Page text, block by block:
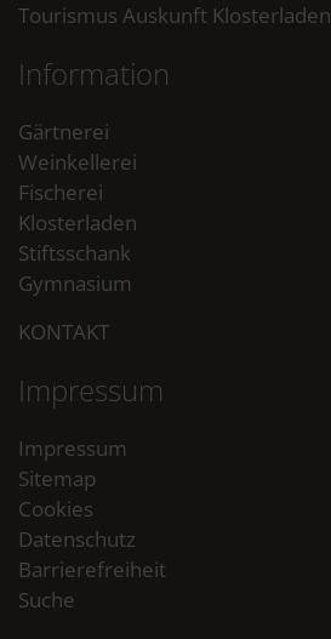
Tourismus Auskunft Klosterladen
Information
Gärtnerei
Weinkellerei
Fischerei
Klosterladen
Stiftsschank
Gymnasium
KONTAKT
Impressum
Impressum
Sitemap
Cookies
Datenschutz
Barrierefreiheit
Suche